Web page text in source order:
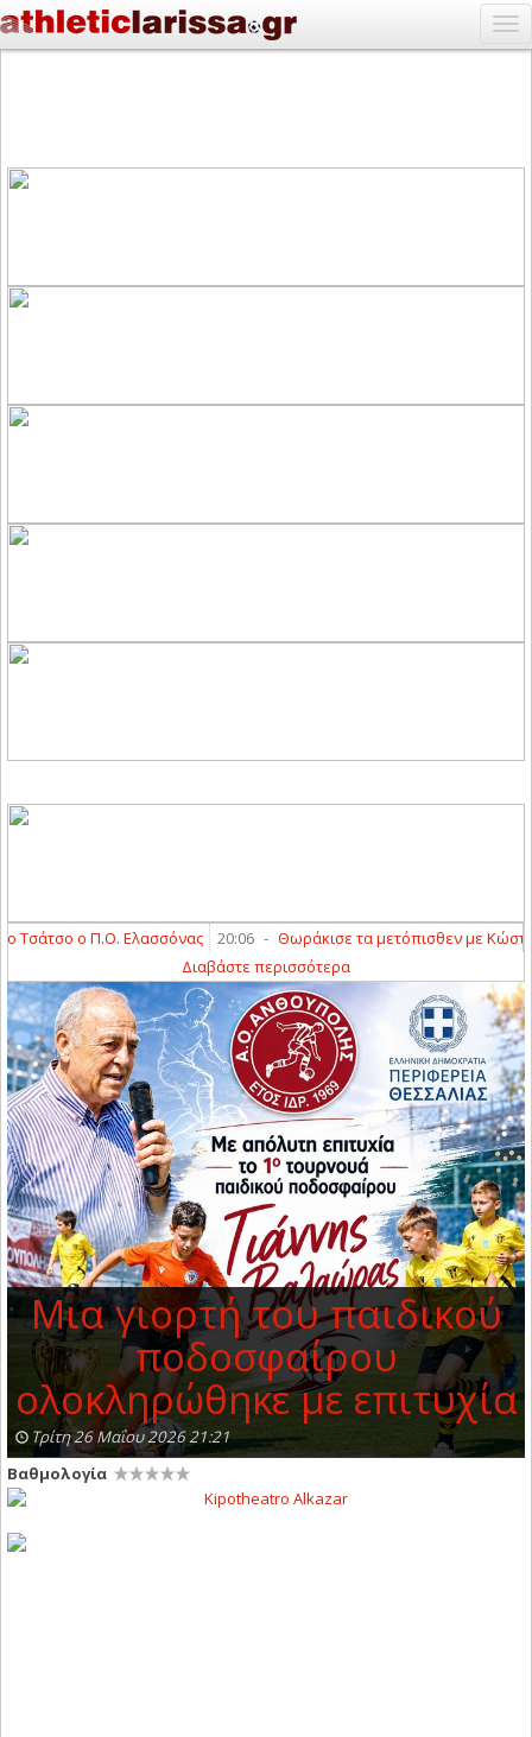
ο Π.Ο. Ελασσόνας 20:06 - Θωράκισε τα μετόπισθεν με Κώστα
Διαβάστε περισσότερα
Μια γιορτή του παιδικού
ποδοσφαίρου
ολοκληρώθηκε με επιτυχία
Τρίτη 26 Μαΐου 2026 21:21
Βαθμολογία